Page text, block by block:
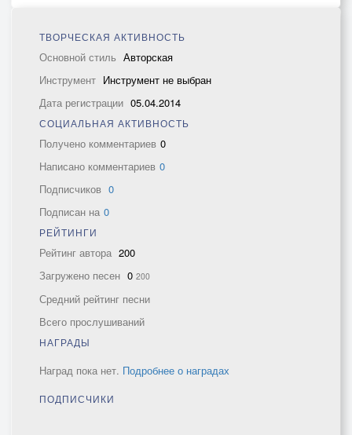
ТВОРЧЕСКАЯ АКТИВНОСТЬ
Основной стиль Авторская
Инструмент Инструмент не выбран
Дата регистрации 05.04.2014
СОЦИАЛЬНАЯ АКТИВНОСТЬ
Получено комментариев 0
Написано комментариев 0
Подписчиков 0
Подписан на 0
РЕЙТИНГИ
Рейтинг автора 200
Загружено песен 0 200
Средний рейтинг песни
Всего прослушиваний
НАГРАДЫ
Наград пока нет. Подробнее о наградах
ПОДПИСЧИКИ